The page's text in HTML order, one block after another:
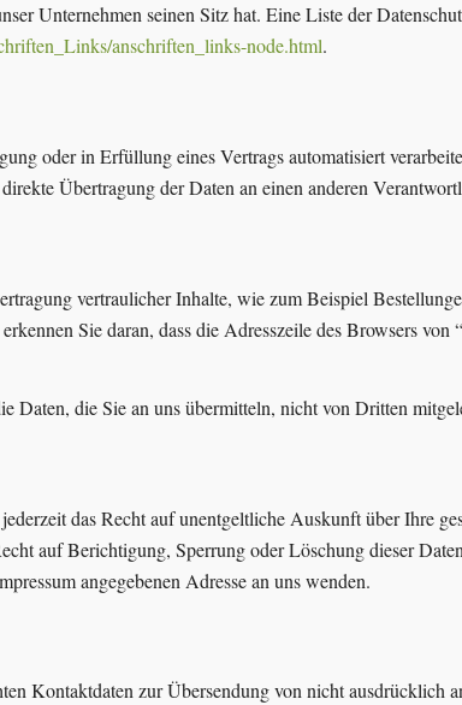
Unternehmen seinen Sitz hat. Eine Liste der
anschriften_links-node.html.
oder in Erfüllung eines Vertrags automatisiert
Übertragung der Daten an einen anderen
vertraulicher Inhalte, wie zum Beispiel
Sie daran, dass die Adresszeile des Browsers
die Sie an uns übermitteln, nicht von Dritten
das Recht auf unentgeltliche Auskunft über Ihre
auf Berichtigung, Sperrung oder Löschung dieser
angegebenen Adresse an uns wenden.
Kontaktdaten zur Übersendung von nicht ausdrücklich